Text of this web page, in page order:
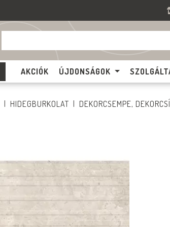
AKCIÓK ÚJDONSÁGOK
HIDEGBURKOLAT DEKORCSEMPE,